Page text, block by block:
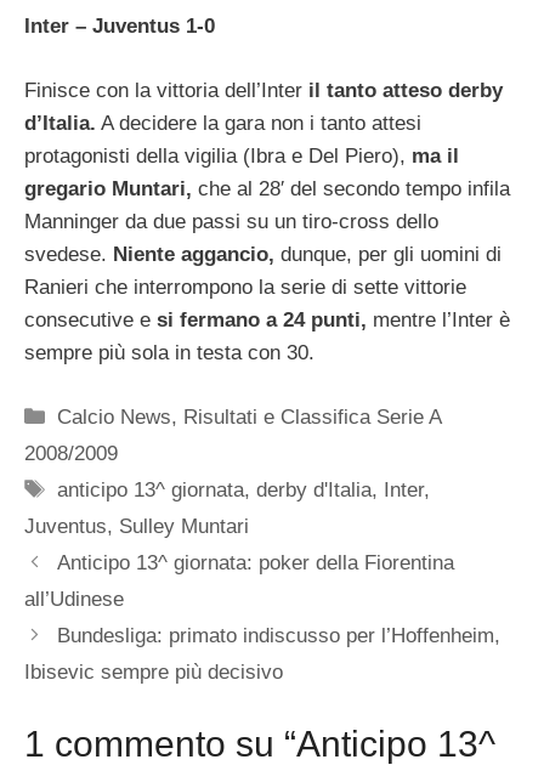
Inter – Juventus 1-0
Finisce con la vittoria dell’Inter il tanto atteso derby
d’Italia. A decidere la gara non i tanto attesi
protagonisti della vigilia (Ibra e Del Piero), ma il
gregario Muntari, che al 28′ del secondo tempo infila
Manninger da due passi su un tiro-cross dello
svedese. Niente aggancio, dunque, per gli uomini di
Ranieri che interrompono la serie di sette vittorie
consecutive e si fermano a 24 punti, mentre l’Inter è
sempre più sola in testa con 30.
Categorie
Calcio News, Risultati e Classifica Serie A
2008/2009
Tag
anticipo 13^ giornata,derby d'Italia, Inter,
Juventus, Sulley Muntari
Anticipo 13^ giornata: poker della Fiorentina
all’Udinese
Bundesliga: primato indiscusso per l’Hoffenheim,
Ibisevic sempre più decisivo
1 commento su “Anticipo 13^